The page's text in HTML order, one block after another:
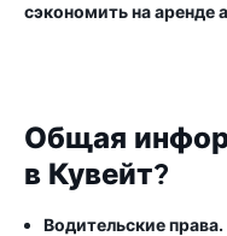
сэкономить на аренде
Общая
в Кувейт?
Водительские права.